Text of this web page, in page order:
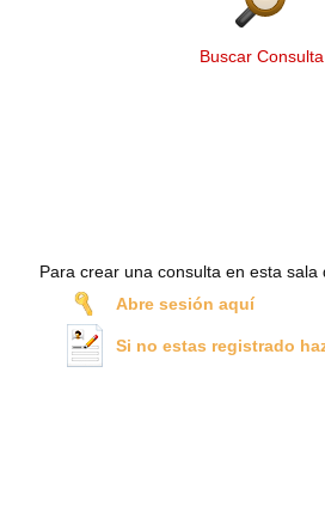
Buscar Consulta
Para crear una consulta en esta sala
Abre sesión aquí
Si no estas registrado